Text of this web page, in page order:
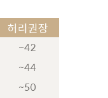
허리권장
~42
~44
~50